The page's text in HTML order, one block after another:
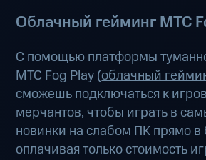
Облачный гейминг МТС
С помощью платформы
МТС Fog Play (облачный
сможешь подключаться к
мерчантов, чтобы играть в
новинки на слабом ПК прямо в
оплачивая только стоимость